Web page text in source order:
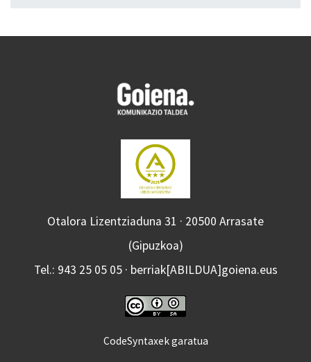
Otalora Lizentziaduna 31 · 20500 Arrasate
(Gipuzkoa)
Tel.: 943 25 05 05 · berriak[ABILDUA]goiena.eus
CodeSyntaxek garatua